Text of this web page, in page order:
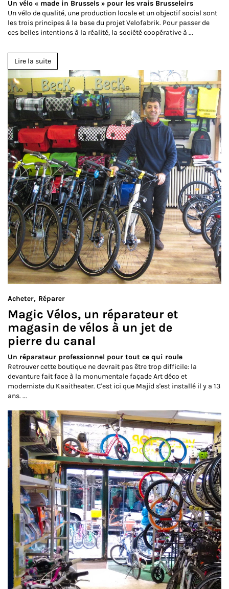
Un vélo « made in Brussels » pour les vrais Brusseleirs
Un vélo de qualité, une production locale et un objectif social sont
les trois principes à la base du projet Velofabrik. Pour passer de
ces belles intentions à la réalité, la société coopérative à ...
Lire la suite
Acheter Réparer
Magic Vélos, un réparateur et
magasin de vélos à un jet de
pierre du canal
Un réparateur professionnel pour tout ce qui roule
Retrouver cette boutique ne devrait pas être trop difficile: la
devanture fait face à la monumentale façade Art déco et
moderniste du Kaaitheater. C'est ici que Majid s'est installé il y a 13
ans. ...
Lire la suite